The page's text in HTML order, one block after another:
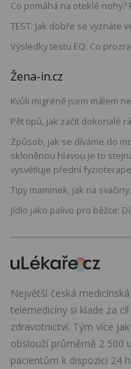
Co pomáhá na oteklé
TEST: Jak dobře se vyznáte
Výsledky testu EQ: Co
Žena-in.cz
Kvůli migréně jsem málem
Pět tipů, jak začít dokonalé
Způsob, jak se díváme do
skloněnou hlavou je to
vysvětluje přední
Tipy maminek, jak na
Jídlo jako palivo pro běžce:
Největší česká
telemedicíny si klade za
zdravotnictví. Tým více
obslouží průměrně 2 500
pacientům k dispozici 24